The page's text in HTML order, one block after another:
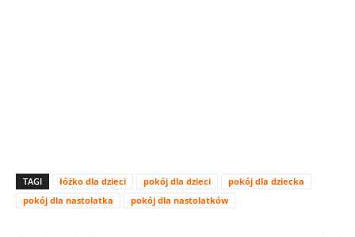
TAGI łóżko dla dzieci pokój dla dzieci
pokój dla dziecka
pokój dla nastolatka
pokój dla nastolatków